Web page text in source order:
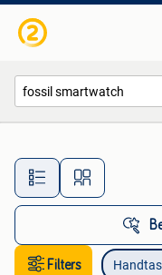
Filters